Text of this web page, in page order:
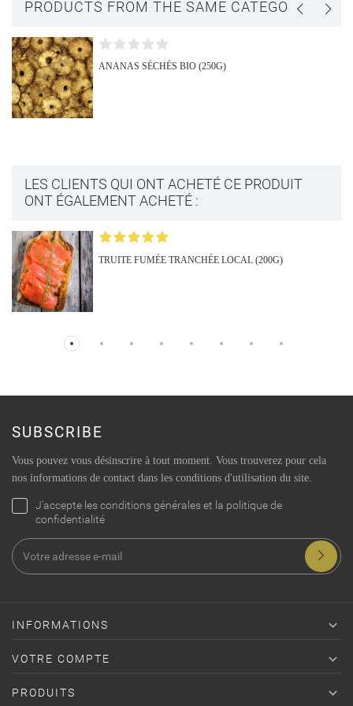
PRODUCTS FROM THE SAME CATEGORY
ANANAS SÉCHÉS BIO (250G)
LES CLIENTS QUI ONT ACHETÉ CE PRODUIT
ONT ÉGALEMENT ACHETÉ :
TRUITE FUMÉE TRANCHÉE LOCAL (200G)
SUBSCRIBE
Vous pouvez vous désinscrire à tout moment. Vous trouverez pour cela
nos informations de contact dans les conditions d'utilisation du site.
J'accepte les conditions générales et la politique de
confidentialité
INFORMATIONS 
VOTRE COMPTE 
PRODUITS 